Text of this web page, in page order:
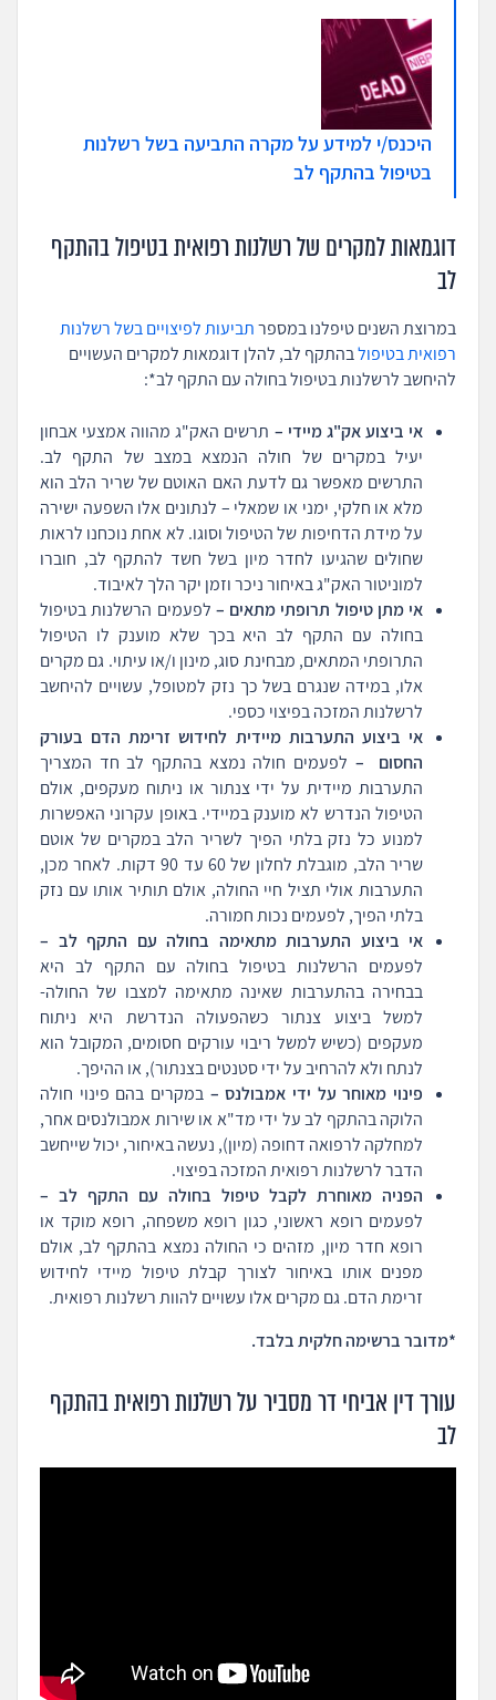
היכנס/י למידע על מקרה התביעה בשל רשלנות
בטיפול בהתקף לב
דוגמאות למקרים של רשלנות רפואית בטיפול בהתקף
לב
במרוצת השנים טיפלנו במספרתביעות לפיצויים בשל רשלנות
רפואית בטיפולבהתקף לב, להלן דוגמאות למקרים העשויים
להיחשב לרשלנות בטיפול בחולה עם התקף לב*:
אי ביצוע אק"ג מיידי – תרשים האק"ג מהווה אמצעי אבחון
יעיל במקרים של חולה הנמצא במצב של התקף לב.
התרשים מאפשר גם לדעת האם האוטם של שריר הלב הוא
מלא או חלקי, ימני או שמאלי – לנתונים אלו השפעה ישירה
על מידת הדחיפות של הטיפול וסוגו. לא אחת נוכחנו לראות
שחולים שהגיעו לחדר מיון בשל חשד להתקף לב, חוברו
למוניטור האק"ג באיחור ניכר וזמן יקר הלך לאיבוד.
אי מתן טיפול תרופתי מתאים – לפעמים הרשלנות בטיפול
בחולה עם התקף לב היא בכך שלא מוענק לו הטיפול
התרופתי המתאים, מבחינת סוג, מינון ו/או עיתוי. גם מקרים
אלו, במידה שנגרם בשל כך נזק למטופל, עשויים להיחשב
לרשלנות המזכה בפיצוי כספי.
אי ביצוע התערבות מיידית לחידוש זרימת הדם בעורק
החסום – לפעמים חולה נמצא בהתקף לב חד המצריך
התערבות מיידית על ידי צנתור או ניתוח מעקפים, אולם
הטיפול הנדרש לא מוענק במיידי. באופן עקרוני האפשרות
למנוע כל נזק בלתי הפיך לשריר הלב במקרים של אוטם
שריר הלב, מוגבלת לחלון של 60 עד 90 דקות. לאחר מכן,
התערבות אולי תציל חיי החולה, אולם תותיר אותו עם נזק
בלתי הפיך, לפעמים נכות חמורה.
אי ביצוע התערבות מתאימה בחולה עם התקף לב –
לפעמים הרשלנות בטיפול בחולה עם התקף לב היא
בבחירה בהתערבות שאינה מתאימה למצבו של החולה-
למשל ביצוע צנתור כשהפעולה הנדרשת היא ניתוח
מעקפים (כשיש למשל ריבוי עורקים חסומים, המקובל הוא
לנתח ולא להרחיב על ידי סטנטים בצנתור), או ההיפך.
פינוי מאוחר על ידי אמבולנס – במקרים בהם פינוי חולה
הלוקה בהתקף לב על ידי מד"א או שירות אמבולנסים אחר,
למחלקה לרפואה דחופה (מיון), נעשה באיחור, יכול שייחשב
הדבר לרשלנות רפואית המזכה בפיצוי.
הפניה מאוחרת לקבל טיפול בחולה עם התקף לב –
לפעמים רופא ראשוני, כגון רופא משפחה, רופא מוקד או
רופא חדר מיון, מזהים כי החולה נמצא בהתקף לב, אולם
מפנים אותו באיחור לצורך קבלת טיפול מיידי לחידוש
זרימת הדם. גם מקרים אלו עשויים להוות רשלנות רפואית.
*מדובר ברשימה חלקית בלבד.
עורך דין אביחי דר מסביר על רשלנות רפואית בהתקף
לב